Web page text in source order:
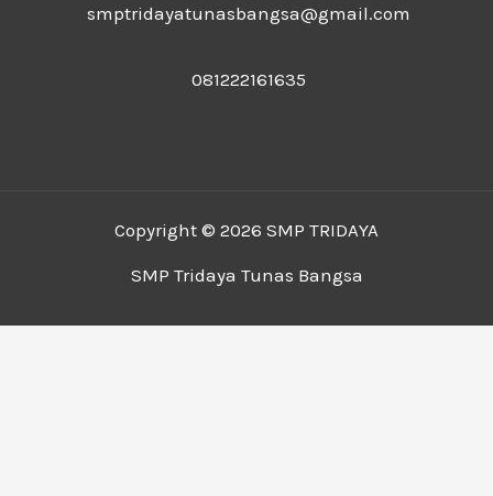
smptridayatunasbangsa@gmail.com
081222161635
Copyright © 2026 SMP TRIDAYA
SMP Tridaya Tunas Bangsa